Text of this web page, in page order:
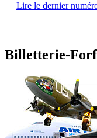
Lire le dernier
Billetterie-